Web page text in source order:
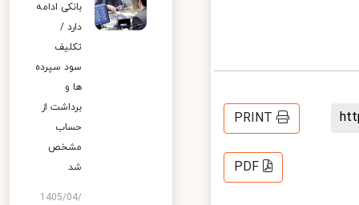
PRINT
PDF
بانکی ادامه
دارد /
تکلیف
سود سپرده
ها و
برداشت از
حساب
مشخص
شد
1405/04/